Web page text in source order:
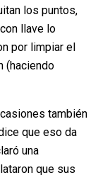
los puntos,
llave lo
por limpiar el
(haciendo
también
que eso da
una
que sus